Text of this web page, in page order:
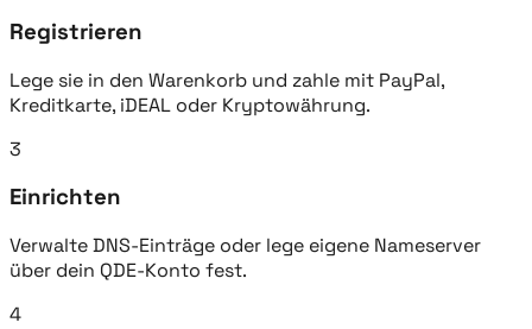
Registrieren
Lege sie in den Warenkorb und zahle mit PayPal,
Kreditkarte, iDEAL oder Kryptowährung.
3
Einrichten
Verwalte DNS-Einträge oder lege eigene Nameserver
über dein QDE-Konto fest.
4